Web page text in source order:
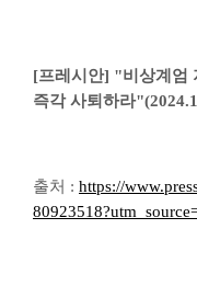
[프레시안] "비상계엄
즉각 사퇴하라
출처 : https://